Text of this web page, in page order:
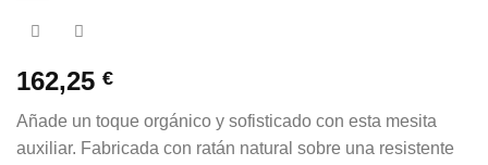
162,25 €
Añade un toque orgánico y sofisticado con esta mesita
auxiliar. Fabricada con ratán natural sobre una resistente